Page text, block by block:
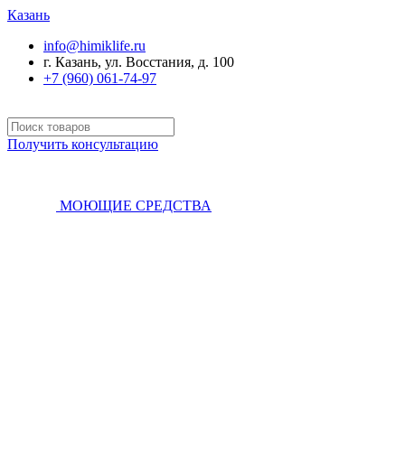
Казань
info@himiklife.ru
г. Казань, ул. Восстания, д. 100
+7 (960) 061-74-97
Получить консультацию
МОЮЩИЕ СРЕДСТВА